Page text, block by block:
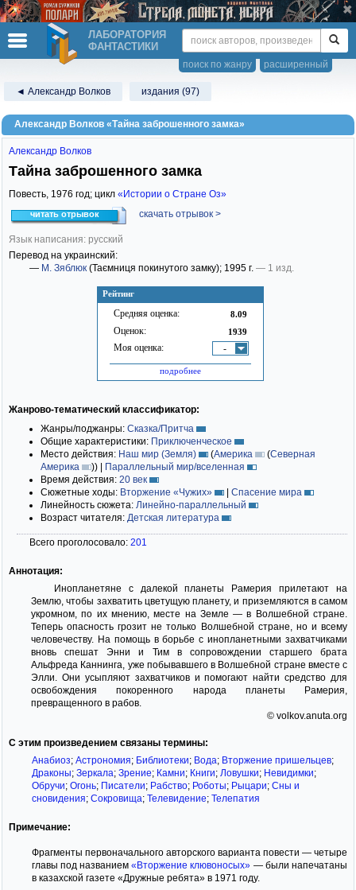
ЛАБОРАТОРИЯ
ФАНТАСТИКИ
расширенный
поиск по жанру
◄ Александр Волков издания (97)
Александр Волков «Тайна заброшенного замка»
Рейтинг
Средняя оценка: 8.09
Оценок: 1939
Моя оценка: -
подробнее
Александр Волков
Тайна заброшенного замка
Повесть, 1976 год; цикл «Истории о Стране Оз»
читать отрывок скачать отрывок >
Язык написания: русский
Перевод на украинский:
— М. Зяблюк (Таємниця покинутого замку); 1995 г. — 1 изд.
Жанрово-тематический классификатор:
Жанры/поджанры: Сказка/Притча
Общие характеристики: Приключенческое
Место действия: Наш мир (Земля) (Америка (Северная
Америка
)) | Параллельный мир/вселенная
Время действия: 20 век
Сюжетные ходы: Вторжение «Чужих» | Спасение мира
Линейность сюжета: Линейно-параллельный
Возраст читателя: Детская литература
Всего проголосовало: 201
Аннотация:
Инопланетяне с далекой планеты Рамерия прилетают на
Землю, чтобы захватить цветущую планету, и приземляются в самом
укромном, по их мнению, месте на Земле — в Волшебной стране.
Теперь опасность грозит не только Волшебной стране, но и всему
человечеству. На помощь в борьбе с инопланетными захватчиками
вновь спешат Энни и Тим в сопровождении старшего брата
Альфреда Каннинга, уже побывавшего в Волшебной стране вместе с
Элли. Они усыпляют захватчиков и помогают найти средство для
освобождения покоренного народа планеты Рамерия,
превращенного в рабов.
© volkov.anuta.org
С этим произведением связаны термины:
Анабиоз; Астрономия; Библиотеки; Вода; Вторжение пришельцев;
Драконы; Зеркала; Зрение; Камни; Книги; Ловушки; Невидимки;
Обручи; Огонь; Писатели; Рабство; Роботы; Рыцари; Сны и
сновидения; Сокровища; Телевидение; Телепатия
Примечание:
Фрагменты первоначального авторского варианта повести — четыре
главы под названием«Вторжение клювоносых» — были напечатаны
в казахской газете «Дружные ребята» в 1971 году.